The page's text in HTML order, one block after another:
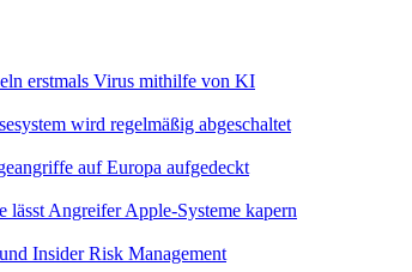
erstmals Virus mithilfe von KI
wird regelmäßig abgeschaltet
auf Europa aufgedeckt
lässt Angreifer Apple-Systeme kapern
Insider Risk Management